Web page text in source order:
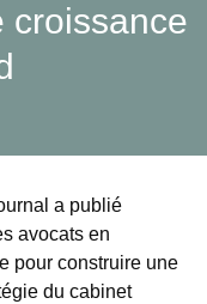
croissance
a publié
avocats en
pour construire une
du cabinet